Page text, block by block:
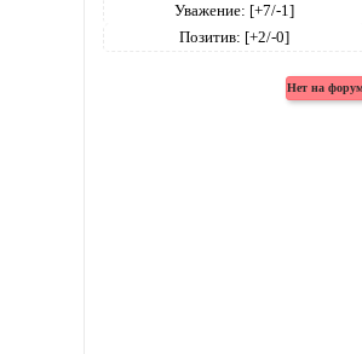
Уважение: [+7/-1]
Позитив: [+2/-0]